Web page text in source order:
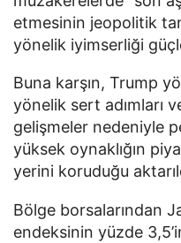
etmesinin jeopolitik
yönelik iyimserliği
Buna karşın, Trump
yönelik sert adımları
gelişmeler nedeniyle
yüksek oynaklığın
yerini koruduğu
Bölge borsalarından
endeksinin yüzde